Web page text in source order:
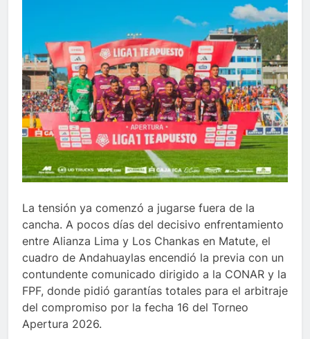
La tensión ya comenzó a jugarse fuera de la
cancha. A pocos días del decisivo enfrentamiento
entre Alianza Lima y Los Chankas en Matute, el
cuadro de Andahuaylas encendió la previa con un
contundente comunicado dirigido a la CONAR y la
FPF, donde pidió garantías totales para el arbitraje
del compromiso por la fecha 16 del Torneo
Apertura 2026.